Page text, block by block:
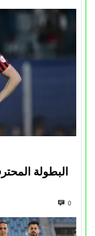
البطولة
0